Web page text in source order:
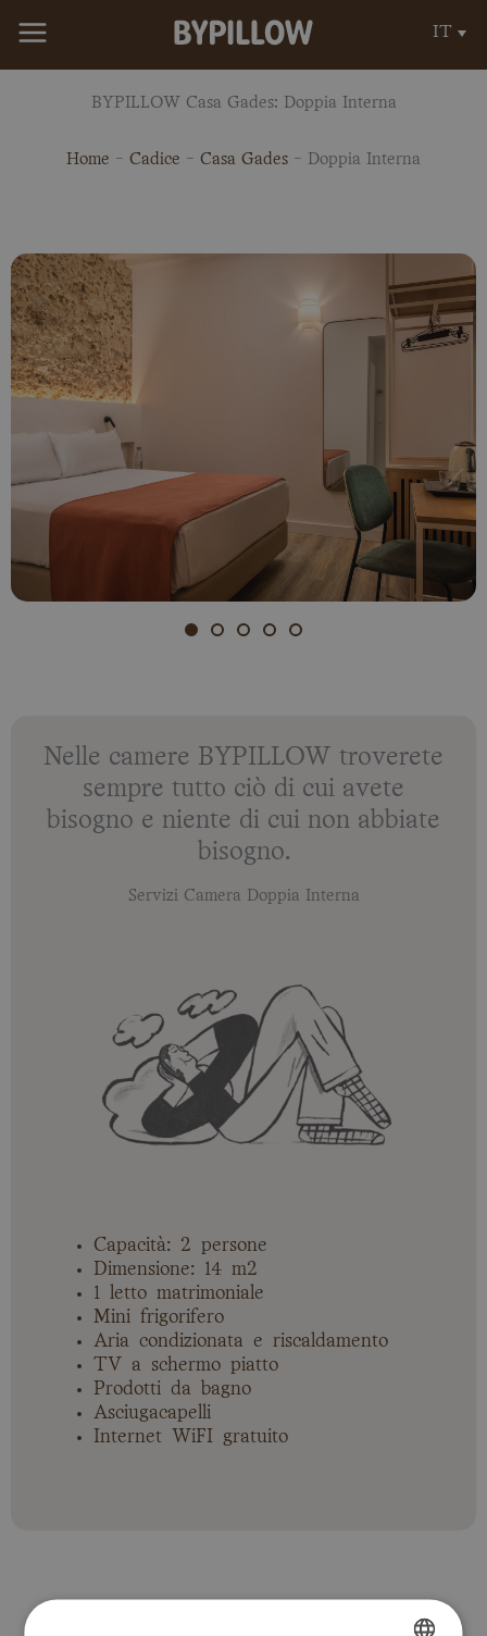
IT
BYPILLOW Casa Gades: Doppia Interna
Home - Cadice - Casa Gades - Doppia Interna
Nelle camere BYPILLOW troverete
sempre tutto ciò di cui avete
bisogno e niente di cui non abbiate
bisogno.
Servizi Camera Doppia Interna
Capacità: 2 persone
Dimensione: 14 m2
1 letto matrimoniale
Mini frigorifero
Aria condizionata e riscaldamento
TV a schermo piatto
Prodotti da bagno
Asciugacapelli
Internet WiFI gratuito